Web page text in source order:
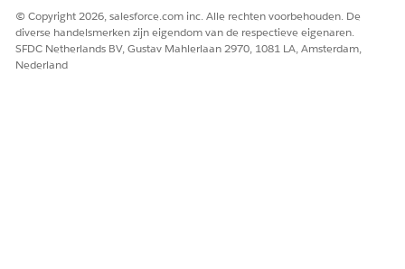
© Copyright 2026, salesforce.com inc. Alle rechten voorbehouden. De
diverse handelsmerken zijn eigendom van de respectieve eigenaren.
SFDC Netherlands BV, Gustav Mahlerlaan 2970, 1081 LA, Amsterdam,
Nederland